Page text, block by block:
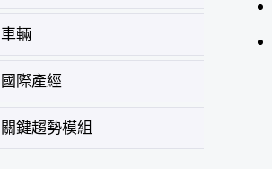
車輛
國際產經
關鍵趨勢模組